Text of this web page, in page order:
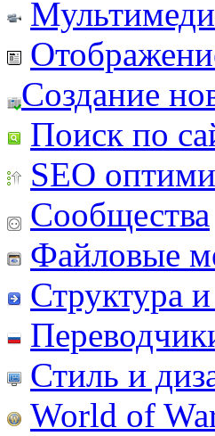
Создание
Поиск по
SEO
Сообщества
Файловые
Структура
Стиль и
World of